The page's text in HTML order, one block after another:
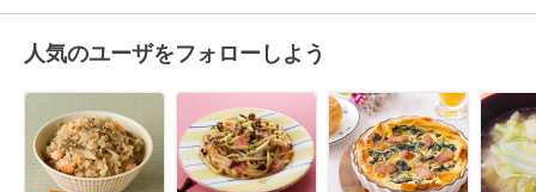
人気のユーザをフォローしよう